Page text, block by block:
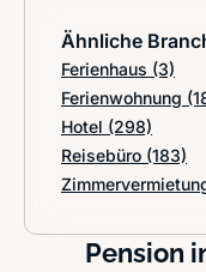
Ähnliche
Ferienhaus (3)
Ferienwohnung
Hotel (298)
Reisebüro (183)
Pension